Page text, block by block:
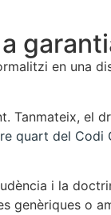
en una
Tanmateix,
quart del Codi
i la
genèriques o